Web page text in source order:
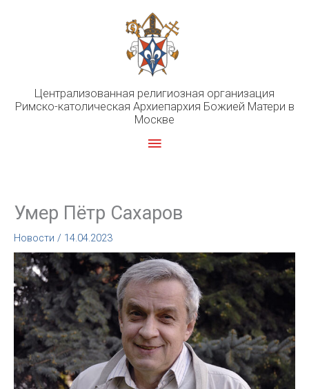
Централизованная религиозная организация
Римско-католическая Архиепархия Божией Матери в
Москве
Главное
Умер Пётр Сахаров
Новости / 14.04.2023